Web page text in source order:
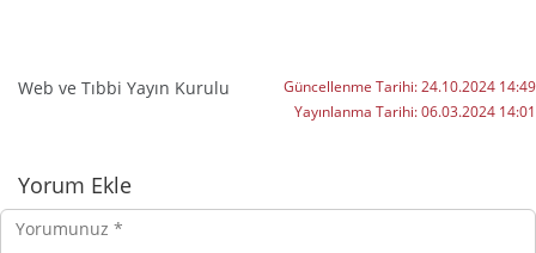
Web ve Tıbbi Yayın Kurulu Güncellenme Tarihi:24.10.2024 14:49
Yayınlanma Tarihi:06.03.2024 14:01
Yorumlar
Yorum Ekle
Yorumunuz